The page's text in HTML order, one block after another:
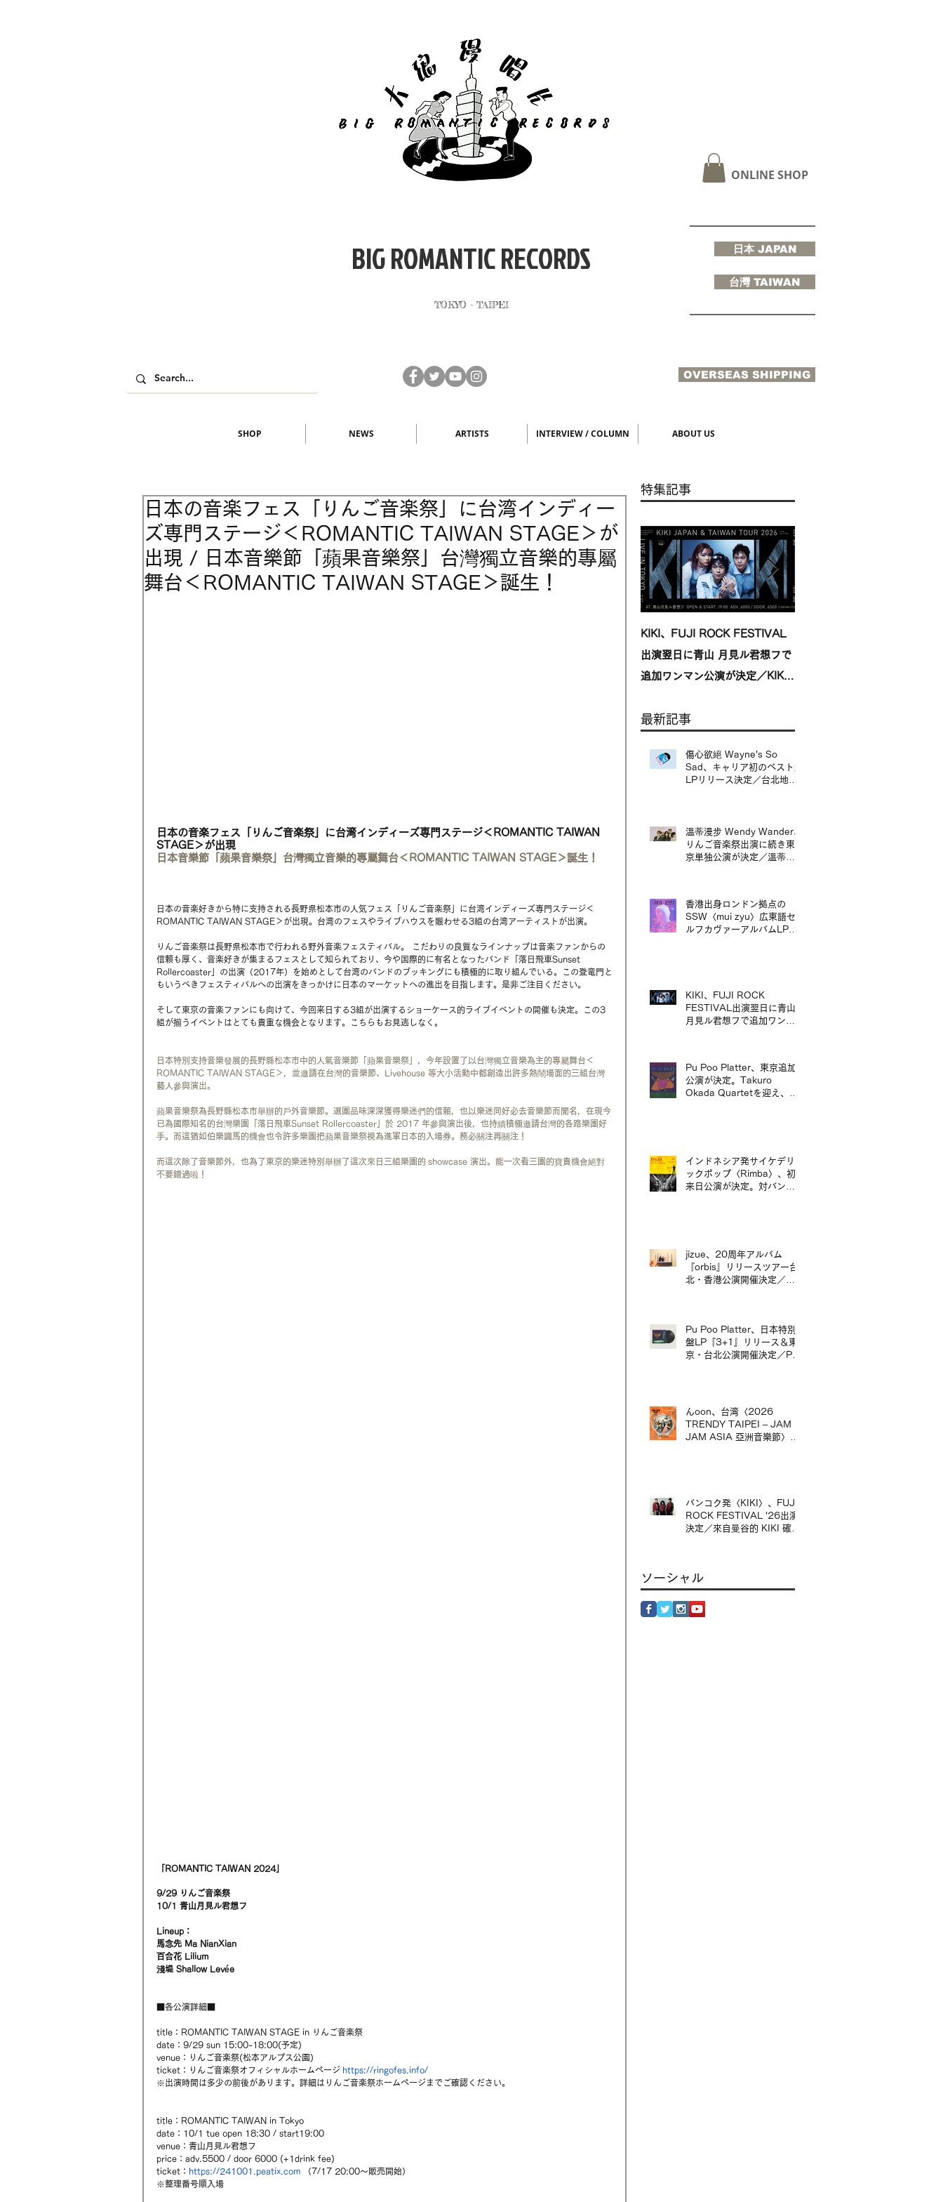
ONLINE SHOP
​BIG ROMANTIC RECORDS
TOKYO - TAIPEI
日本 JAPAN
台灣 TAIWAN
OVERSEAS SHIPPING
SHOP NEWS ARTISTS INTERVIEW / COLUMN ABOUT US
日本の音楽フェス「りんご音楽祭」に台湾インディー
ズ専門ステージ＜ROMANTIC TAIWAN STAGE＞が
出現 / 日本音樂節「蘋果音樂祭」台灣獨立音樂的專屬
舞台＜ROMANTIC TAIWAN STAGE＞誕生！
日本の音楽フェス「りんご音楽祭」に台湾インディーズ専門ステージ＜ROMANTIC TAIWAN
STAGE＞が出現
日本音樂節「蘋果音樂祭」台灣獨立音樂的專屬舞台＜ROMANTIC TAIWAN STAGE＞誕生！
日本の音楽好きから特に支持される長野県松本市の人気フェス「りんご音楽祭」に台湾インディーズ専門ステージ＜
ROMANTIC TAIWAN STAGE＞が出現。台湾のフェスやライブハウスを賑わせる3組の台湾アーティストが出演。
りんご音楽祭は長野県松本市で行われる野外音楽フェスティバル。 こだわりの良質なラインナップは音楽ファンからの
信頼も厚く、音楽好きが集まるフェスとして知られており、今や国際的に有名となったバンド「落日飛車Sunset
Rollercoaster」の出演（2017年）を始めとして台湾のバンドのブッキングにも積極的に取り組んでいる。この登竜門と
もいうべきフェスティバルへの出演をきっかけに日本のマーケットへの進出を目指します。是非ご注目ください。
そして東京の音楽ファンにも向けて、今回来日する3組が出演するショーケース的ライブイベントの開催も決定。この3
組が揃うイベントはとても貴重な機会となります。こちらもお見逃しなく。
日本特別支持音樂發展的長野縣松本市中的人氣音樂節「蘋果音樂祭」，今年設置了以台灣獨立音樂為主的專屬舞台＜
ROMANTIC TAIWAN STAGE＞，並邀請在台灣的音樂節、Livehouse 等大小活動中都創造出許多熱鬧場面的三組台灣
藝人參與演出。
蘋果音樂祭為長野縣松本市舉辦的戶外音樂節。選團品味深深獲得樂迷們的信賴，也以樂迷同好必去音樂節而聞名，在現今
已為國際知名的台灣樂團「落日飛車Sunset Rollercoaster」於 2017 年參與演出後，也持續積極邀請台灣的各路樂團好
手。而這猶如伯樂識馬的機會也令許多樂團把蘋果音樂祭視為進軍日本的入場券。務必關注再關注！
而這次除了音樂節外，也為了東京的樂迷特別舉辦了這次來日三組樂團的 showcase 演出。能一次看三團的寶貴機會絕對
不要錯過啦！
「ROMANTIC TAIWAN 2024」
9/29 りんご音楽祭
10/1 青山月見ル君想フ
Lineup：
馬念先 Ma NianXian
百合花 Lilium
淺堤 Shallow Levée
■各公演詳細■
title：ROMANTIC TAIWAN STAGE in りんご音楽祭
date：9/29 sun 15:00-18:00(予定)
venue：りんご音楽祭(松本アルプス公園)
ticket：りんご音楽祭オフィシャルホームページ https://ringofes.info/
※出演時間は多少の前後があります。詳細はりんご音楽祭ホームページまでご確認ください。
title：ROMANTIC TAIWAN in Tokyo
date：10/1 tue open 18:30 / start19:00
venue：青山月見ル君想フ
price：adv.5500 / door 6000 (+1drink fee)
ticket： https://241001.peatix.com （7/17 20:00〜販売開始）
※整理番号順入場
特集記事
KIKI、FUJI ROCK FESTIVAL
出演翌日に青山 月見ル君想フで
追加ワンマン公演が決定／KIKI
FESTIVAL 演出翌日，在青山
最新記事
傷心欲絕 Wayne's So
Sad、キャリア初のベスト盤
LPリリース決定／台北地下
溫蒂漫步 Wendy Wander、
りんご音楽祭出演に続き東
京単独公演が決定／溫蒂漫
香港出身ロンドン拠点の
SSW〈mui zyu〉広東語セ
ルフカヴァーアルバムLPリ
KIKI、FUJI ROCK
FESTIVAL出演翌日に青山
月見ル君想フで追加ワンマ
想フ舉行追加專場演出
Pu Poo Platter、東京追加
公演が決定。Takuro
Okada Quartetを迎え、青
インドネシア発サイケデリ
ックポップ〈Rimba〉、初
来日公演が決定。対バンに
大師「沖井禮二 Group」同
台演出。
jizue、20周年アルバム
『orbis』リリースツアー台
北・香港公演開催決定／
Pu Poo Platter、日本特別
盤LP『3+1』リリース＆東
京・台北公演開催決定／Pu
んoon、台湾〈2026
TRENDY TAIPEI – JAM
JAM ASIA 亞洲音樂節〉出
バンコク発〈KIKI〉、FUJI
ROCK FESTIVAL '26出演
決定／來自曼谷的 KIKI 確定
ソーシャル